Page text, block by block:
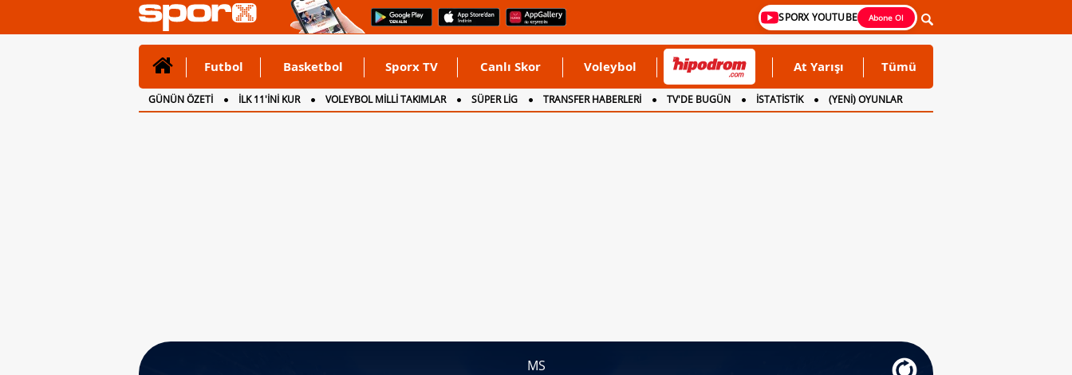
SPORX YOUTUBE Abone Ol
Futbol Basketbol Sporx TV Canlı Skor Voleybol At Yarışı Tümü
GÜNÜN ÖZETİ İLK 11'İNİ KUR VOLEYBOL MİLLİ TAKIMLAR SÜPER LİG TRANSFER HABERLERİ TV'DE BUGÜN İSTATİSTİK
(YENİ) OYUNLAR
CANLI ANLATIM
İNGİLTERE
MS